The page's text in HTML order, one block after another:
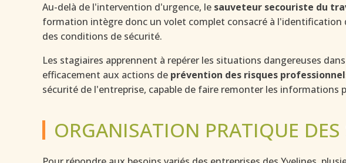
Au-delà de l'intervention d'urgence, le sauveteur secouriste du
formation intègre donc un volet complet consacré à
des conditions de sécurité.
Les stagiaires apprennent à repérer les situations dangereuses
efficacement aux actions de prévention des risques
sécurité de l'entreprise, capable de faire remonter les informations
ORGANISATION PRATIQUE